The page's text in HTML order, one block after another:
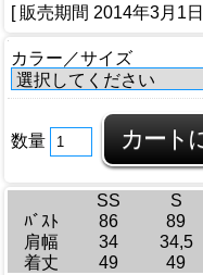
[ 販売期間 2014年3月1
カラー／サイズ
数量
SS S
ﾊﾞｽﾄ
86 89
肩幅
34 34,5
着丈
49 49